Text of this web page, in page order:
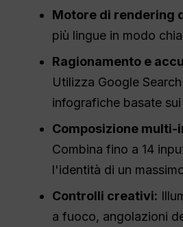
Motore di rendering
più lingue in modo
Ragionamento e
Utilizza Google
infografiche basate sui
Composizione multi-
Combina fino a 14
l'identità di un
Controlli creativi:
a fuoco, angolazioni